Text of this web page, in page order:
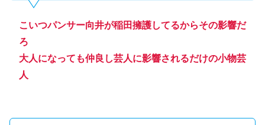
こいつパンサー向井が稲田擁護してるからその影響だ
ろ
大人になっても仲良し芸人に影響されるだけの小物芸
人